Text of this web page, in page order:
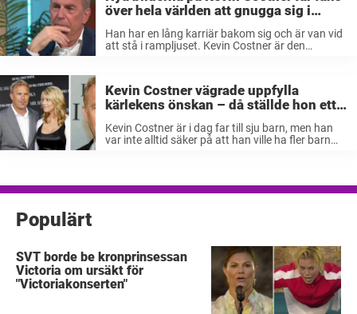
över hela världen att gnugga sig i
ögonen: ”Herregud”
Han har en lång karriär bakom sig och är van vid
att stå i rampljuset. Kevin Costner är den
Kevin Costner vägrade uppfylla
kärlekens önskan – då ställde hon ett
Kevin Costner är i dag far till sju barn, men han
var inte alltid säker på att han ville ha fler barn
Populärt
SVT borde be kronprinsessan
Victoria om ursäkt för
"Victoriakonserten"